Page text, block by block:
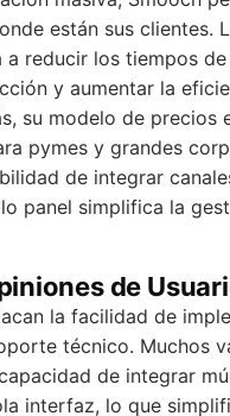
están sus clientes.
reducir los tiempos de
y aumentar la
su modelo de precios
pymes y grandes
de integrar
panel simplifica la
de
la facilidad de
técnico. Muchos
de integrar
interfaz, lo que